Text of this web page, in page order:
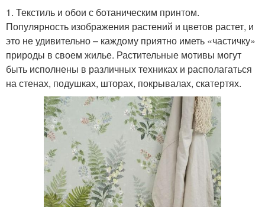
1. Текстиль и обои с ботаническим принтом.
Популярность изображения растений и цветов растет, и
это не удивительно – каждому приятно иметь «частичку»
природы в своем жилье. Растительные мотивы могут
быть исполнены в различных техниках и располагаться
на стенах, подушках, шторах, покрывалах, скатертях.